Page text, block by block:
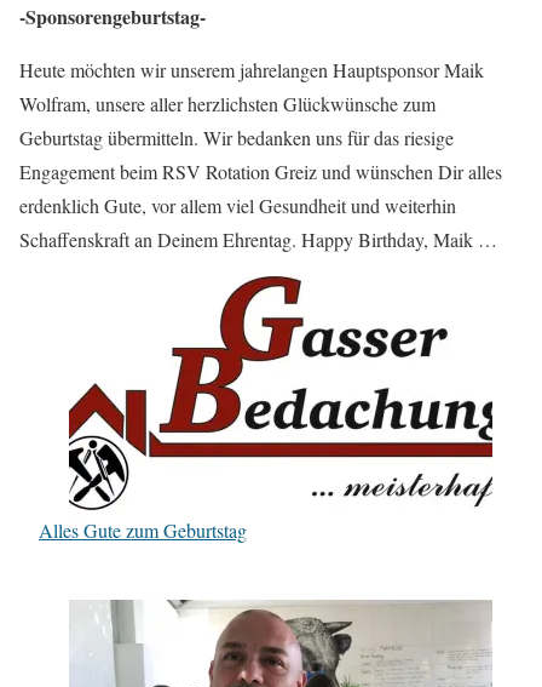
-Sponsorengeburtstag-
Heute möchten wir unserem jahrelangen Hauptsponsor Maik
Wolfram, unsere aller herzlichsten Glückwünsche zum
Geburtstag übermitteln. Wir bedanken uns für das riesige
Engagement beim RSV Rotation Greiz und wünschen Dir alles
erdenklich Gute, vor allem viel Gesundheit und weiterhin
Schaffenskraft an Deinem Ehrentag. Happy Birthday, Maik …
Alles Gute zum Geburtstag